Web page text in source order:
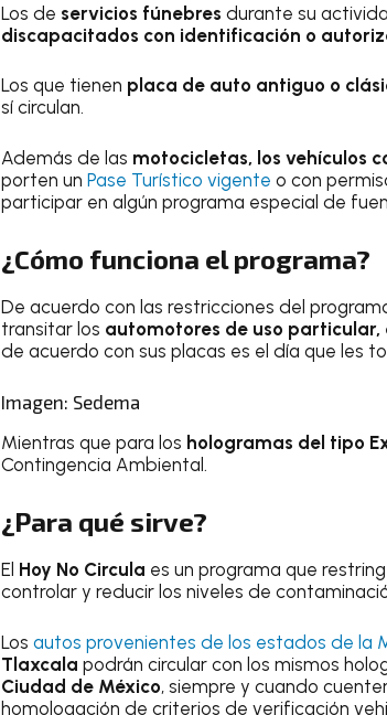
Los de servicios fúnebres durante su
discapacitados con identificación o
Los que tienen placa de auto antiguo o
sí circulan.
Además de las motocicletas, los vehículos
porten un Pase Turístico vigente o con
participar en algún programa especial de
¿Cómo funciona el programa?
De acuerdo con las restricciones del
transitar los automotores de uso particular,
de acuerdo con sus placas es el día que les
Imagen: Sedema
Mientras que para los hologramas del tipo
Contingencia Ambiental.
¿Para qué sirve?
El Hoy No Circula es un programa que
controlar y reducir los niveles de
Los autos provenientes de los estados de la
Tlaxcala podrán circular con los mismos
Ciudad de México, siempre y cuando
homologación de criterios de verificación